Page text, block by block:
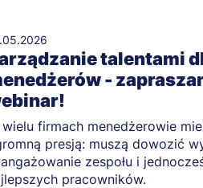
talentami
-
wielu firmach menedżerowie
presją: muszą dowozić
zespołu i
pracowników.